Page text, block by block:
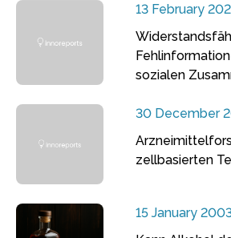
13 February
sozialen
30 December
zellbasierten
15 January